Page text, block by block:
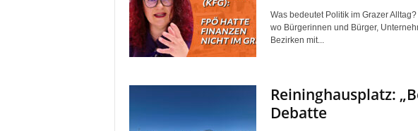
Was bedeutet Politik im Grazer
wo Bürgerinnen und Bürger,
Bezirken mit...
Reininghausplatz:
Debatte